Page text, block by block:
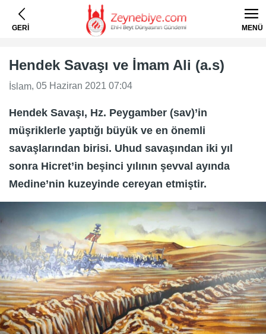
GERİ MENÜ
Hendek Savaşı ve İmam Ali (a.s)
İslam, 05 Haziran 2021 07:04
Hendek Savaşı, Hz. Peygamber (sav)’in
müşriklerle yaptığı büyük ve en önemli
savaşlarından birisi. Uhud savaşından iki yıl
sonra Hicret’in beşinci yılının şevval ayında
Medine’nin kuzeyinde cereyan etmiştir.